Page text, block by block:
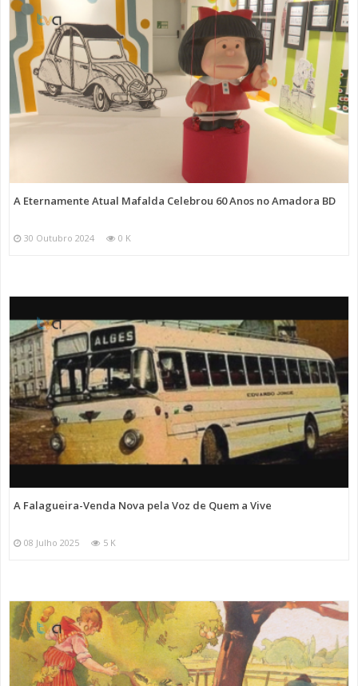
A Eternamente Atual Mafalda Celebrou 60 Anos no Amadora BD
30 Outubro 2024 0 K
A Falagueira-Venda Nova pela Voz de Quem a Vive
08 Julho 2025 5 K